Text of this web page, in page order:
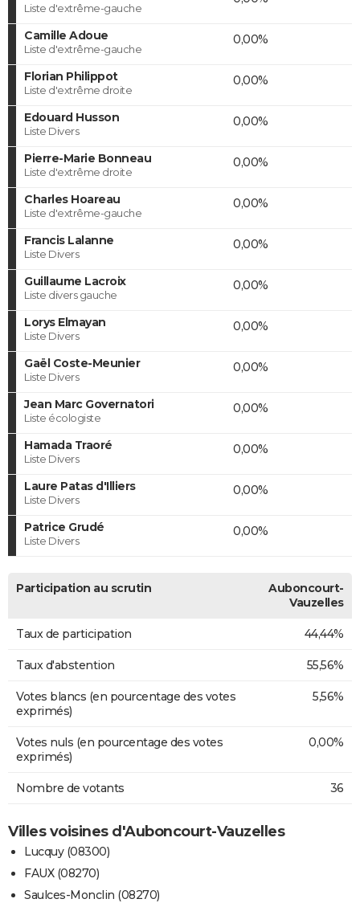
Liste d'extrême-gauche
Camille Adoue
Liste d'extrême-gauche
0,00%
Florian Philippot
Liste d'extrême droite
0,00%
Edouard Husson
Liste Divers
0,00%
Pierre-Marie Bonneau
Liste d'extrême droite
0,00%
Charles Hoareau
Liste d'extrême-gauche
0,00%
Francis Lalanne
Liste Divers
0,00%
Guillaume Lacroix
Liste divers gauche
0,00%
Lorys Elmayan
Liste Divers
0,00%
Gaël Coste-Meunier
Liste Divers
0,00%
Jean Marc Governatori
Liste écologiste
0,00%
Hamada Traoré
Liste Divers
0,00%
Laure Patas d'Illiers
Liste Divers
0,00%
Patrice Grudé
Liste Divers
0,00%
Participation au scrutin
Auboncourt-
Vauzelles
Taux de participation 44,44%
Taux d'abstention 55,56%
Votes blancs (en pourcentage des votes
exprimés)
5,56%
Votes nuls (en pourcentage des votes
exprimés)
0,00%
Nombre de votants 36
Villes voisines d'Auboncourt-Vauzelles
Lucquy (08300)
FAUX (08270)
Saulces-Monclin (08270)